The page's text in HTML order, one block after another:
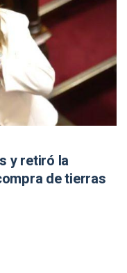
y retiró la
de tierras